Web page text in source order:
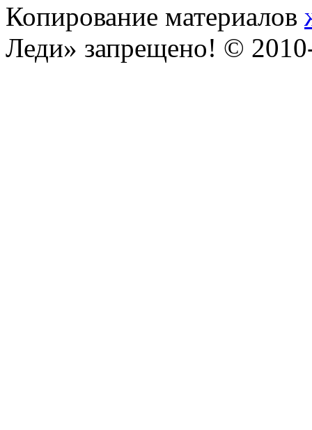
Копирование материалов
Леди» запрещено! ©